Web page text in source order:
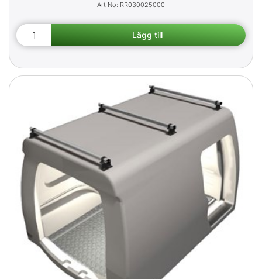
RR030025000